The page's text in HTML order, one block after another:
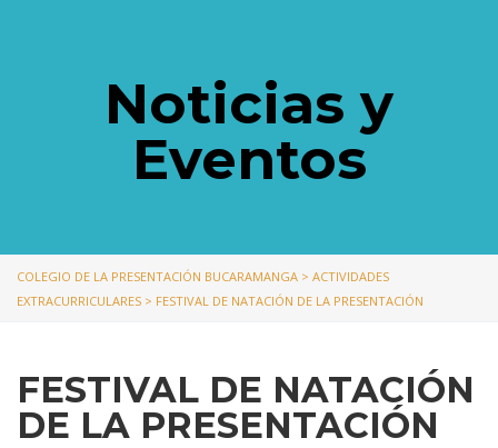
Noticias y
Eventos
COLEGIO DE LA PRESENTACIÓN BUCARAMANGA > ACTIVIDADES
EXTRACURRICULARES > FESTIVAL DE NATACIÓN DE LA PRESENTACIÓN
FESTIVAL DE NATACIÓN
DE LA PRESENTACIÓN